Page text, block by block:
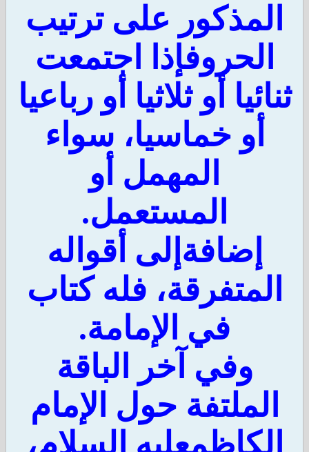
على ترتيب
الحروفإذا اجتمعت
أو ثلاثيا أو رباعيا
أو خماسيا، سواء
المهمل أو
المستعمل.
إضافةإلى أقواله
فله كتاب
في الإمامة.
وفي آخر الباقة
حول الإمام
السلام،